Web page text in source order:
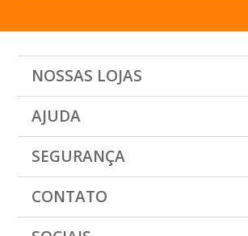
NOSSAS LOJAS
AJUDA
SEGURANÇA
CONTATO